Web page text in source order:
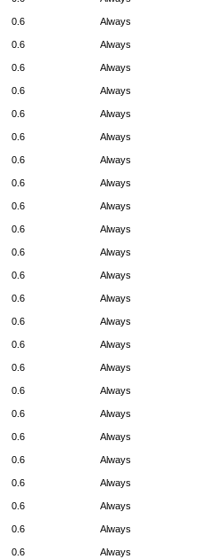
Always
0.6
Always
0.6
Always
0.6
Always
0.6
Always
0.6
Always
0.6
Always
0.6
Always
0.6
Always
0.6
Always
0.6
Always
0.6
Always
0.6
Always
0.6
Always
0.6
Always
0.6
Always
0.6
Always
0.6
Always
0.6
Always
0.6
Always
0.6
Always
0.6
Always
0.6
Always
0.6
Always
0.6